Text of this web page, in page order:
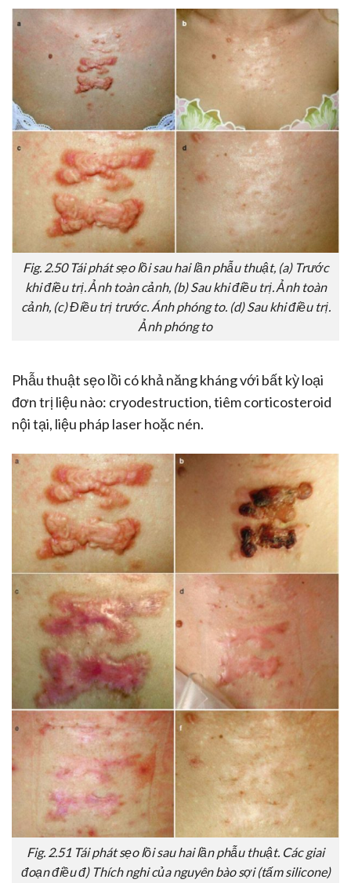
Fig. 2.50 Tái phát sẹo lồi sau hai lần phẫu thuật, (a) Trước
khi điều trị. Ảnh toàn cảnh, (b) Sau khi điều trị. Ảnh toàn
cảnh, (c) Điều trị trước. Ánh phóng to. (d) Sau khi điều trị.
Ảnh phóng to
Phẫu thuật sẹo lồi có khả năng kháng với bất kỳ loại
đơn trị liệu nào: cryodestruction, tiêm corticosteroid
nội tại, liệu pháp laser hoặc nén.
Fig. 2.51 Tái phát sẹo lồi sau hai lần phẫu thuật. Các giai
đoạn điều đ) Thích nghi của nguyên bào sợi (tấm silicone)